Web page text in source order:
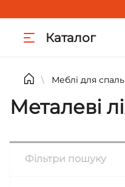
Каталог
\ Меблі для
Металеві
Фільтри пошуку